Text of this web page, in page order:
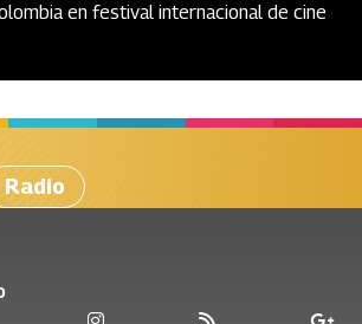
en festival internacional de cine
Radio